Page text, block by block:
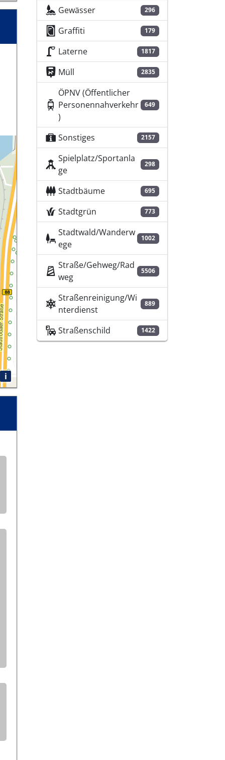
i
Gewässer 296
Graffiti 179
Laterne 1817
Müll 2835
ÖPNV (Öffentlicher
Personennahverkehr
)
649
Sonstiges 2157
Spielplatz/Sportanla
ge
298
Stadtbäume 695
Stadtgrün 773
Stadtwald/Wanderw
ege
1002
Straße/Gehweg/Rad
weg
5506
Straßenreinigung/Wi
nterdienst
889
Straßenschild 1422